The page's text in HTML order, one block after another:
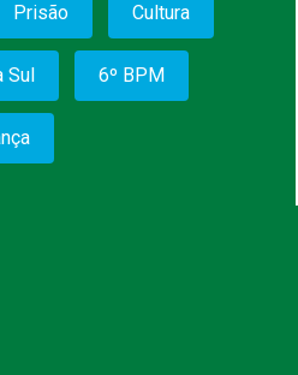
Prisão Cultura
Sul 6º BPM